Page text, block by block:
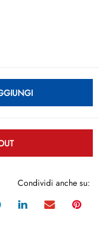
Condividi anche su: